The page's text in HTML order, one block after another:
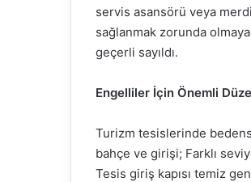
servis asansörü veya
sağlanmak zorunda
geçerli sayıldı.
Engelliler İçin Önemli
Turizm tesislerinde
bahçe ve girişi; Farklı
Tesis giriş kapısı temiz